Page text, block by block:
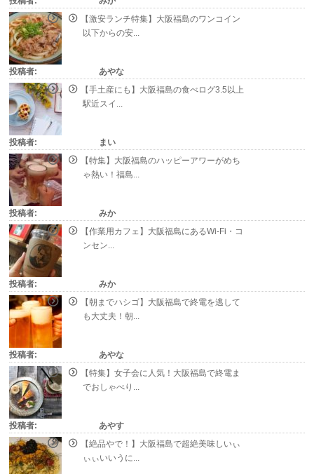
【激安ランチ特集】大阪福島のワンコイン
以下からの安...
投稿者:
あやな
【手土産にも】大阪福島の食べログ3.5以上
駅近スイ...
投稿者:
まい
【特集】大阪福島のハッピーアワーがめち
ゃ熱い！福島...
投稿者:
みか
【作業用カフェ】大阪福島にあるWi-Fi・コ
ンセン...
投稿者:
みか
【朝までハシゴ】大阪福島で終電を逃して
も大丈夫！朝...
投稿者:
あやな
【特集】女子会に人気！大阪福島で終電ま
でおしゃべり...
投稿者:
あやす
【絶品やで！】大阪福島で超絶美味しいぃ
ぃぃいいうに...